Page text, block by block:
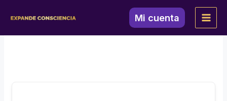
Mi cuenta